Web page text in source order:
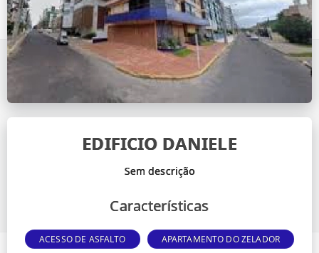
EDIFICIO DANIELE
Sem descrição
Características
ACESSO DE ASFALTO APARTAMENTO DO ZELADOR